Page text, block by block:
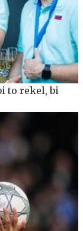
to rekel, bi